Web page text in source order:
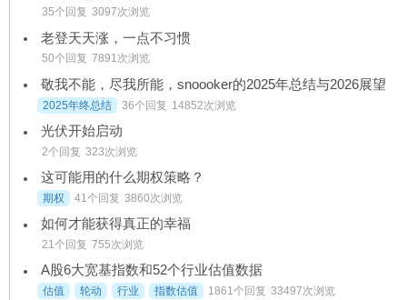
35个回复 3097次浏览
老登天天涨，一点不习惯
50个回复 7891次浏览
敬我不能，尽我所能，snoooker的2025年总结与2026展望
2025年终总结 36个回复 14852次浏览
光伏开始启动
2个回复 323次浏览
这可能用的什么期权策略？
期权 41个回复 3860次浏览
如何才能获得真正的幸福
21个回复 755次浏览
A股6大宽基指数和52个行业估值数据
估值 轮动 行业 指数估值 1861个回复 33497次浏览